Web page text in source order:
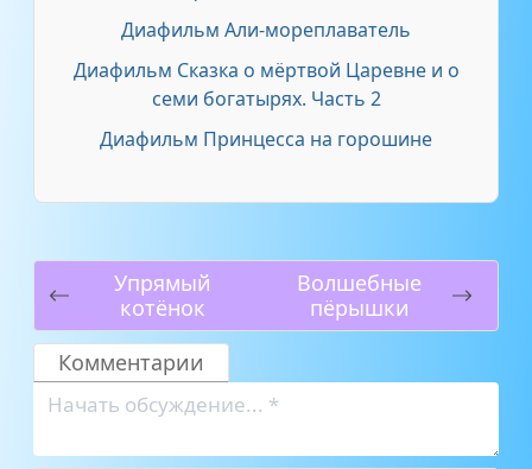
Диафильм Али-мореплаватель
Диафильм Сказка о мёртвой Царевне и о
семи богатырях. Часть 2
Диафильм Принцесса на горошине
Упрямый
котёнок
Волшебные
пёрышки
Комментарии